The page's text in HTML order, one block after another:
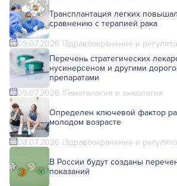
Трансплантация легких
сравнению с терапией рака
09.07.2026 Здравоохранение и
Перечень стратегических
нусинерсеном и другими
препаратами
09.07.2026 Гематология и онкология
Определен ключевой фактор
молодом возрасте
08.07.2026 Здравоохранение и
В России будут созданы
показаний